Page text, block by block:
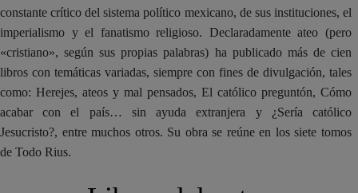
constante crítico del sistema político mexicano, de sus instituciones, el
imperialismo y el fanatismo religioso. Declaradamente ateo (pero
«cristiano», según sus propias palabras) ha publicado más de cien
libros con temáticas variadas, siempre con fines de divulgación, tales
como: Herejes, ateos y mal pensados, El católico preguntón, Cómo
acabar con el país… sin ayuda extranjera y ¿Sería católico
Jesucristo?, entre muchos otros. Su obra se reúne en los siete tomos
de Todo Rius.